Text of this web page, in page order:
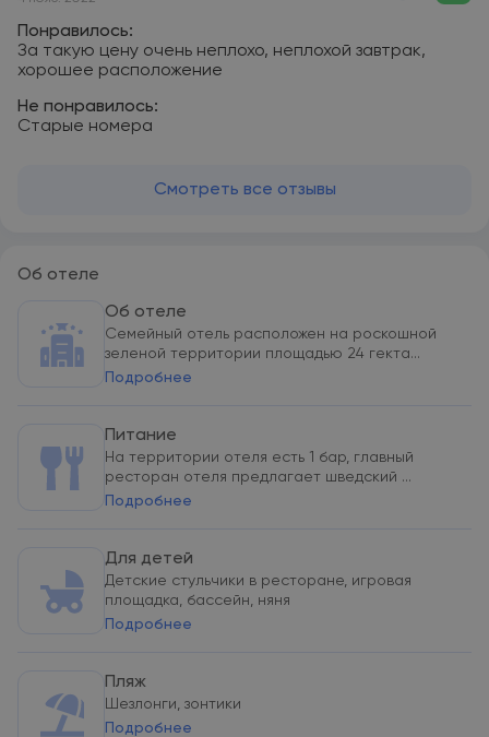
Понравилось:
За такую цену очень неплохо, неплохой завтрак,
хорошее расположение
Не понравилось:
Старые номера
Смотреть все отзывы
Об отеле
Об отеле
Семейный отель расположен на роскошной
зеленой территории площадью 24 гекта...
Подробнее
Питание
На территории отеля есть 1 бар, главный
ресторан отеля предлагает шведский ...
Подробнее
Для детей
Детские стульчики в ресторане, игровая
площадка, бассейн, няня
Подробнее
Пляж
Шезлонги, зонтики
Подробнее